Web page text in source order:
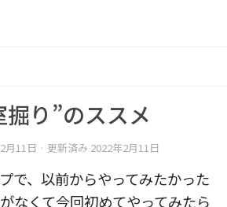
り”のススメ
月11日 · 更新済み 2022年2月11日
で、以前からやってみたかった
なくて今回初めてやってみたら